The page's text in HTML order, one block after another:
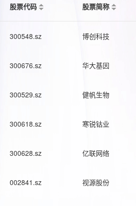
股票代码
股票简称
300548.sz 博创科技
300676.sz 华大基因
300529.sz 健帆生物
300618.sz 寒锐钴业
300628.sz 亿联网络
002841.sz 视源股份